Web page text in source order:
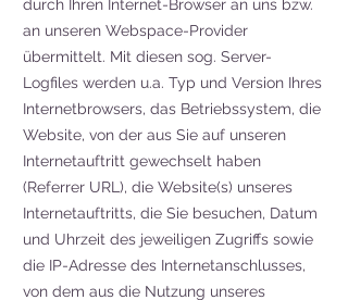
durch Ihren Internet-Browser an uns bzw.
an unseren Webspace-Provider
übermittelt. Mit diesen sog. Server-
Logfiles werden u.a. Typ und Version Ihres
Internetbrowsers, das Betriebssystem, die
Website, von der aus Sie auf unseren
Internetauftritt gewechselt haben
(Referrer URL), die Website(s) unseres
Internetauftritts, die Sie besuchen, Datum
und Uhrzeit des jeweiligen Zugriffs sowie
die IP-Adresse des Internetanschlusses,
von dem aus die Nutzung unseres